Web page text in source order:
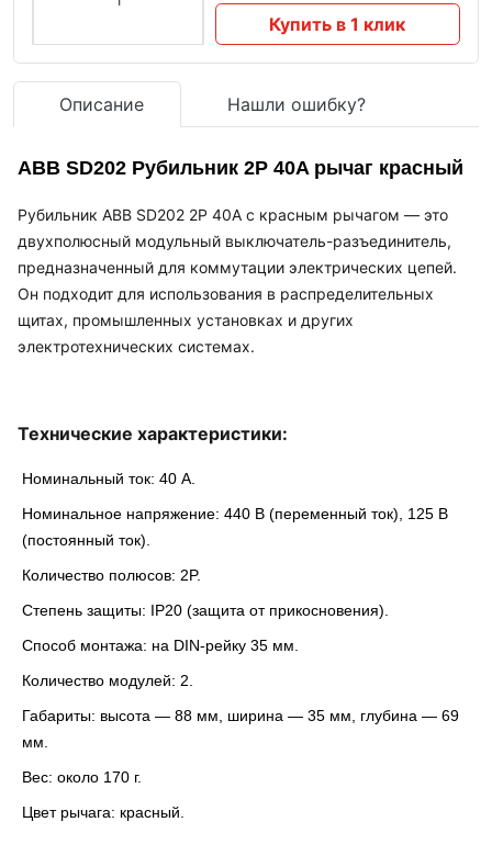
Купить в 1 клик
Описание Нашли ошибку?
ABB SD202 Рубильник 2P 40A рычаг красный
Рубильник ABB SD202 2P 40A с красным рычагом — это
двухполюсный модульный выключатель-разъединитель,
предназначенный для коммутации электрических цепей.
Он подходит для использования в распределительных
щитах, промышленных установках и других
электротехнических системах.
Технические характеристики:
Номинальный ток: 40 А.
Номинальное напряжение: 440 В (переменный ток), 125 В
(постоянный ток).
Количество полюсов: 2P.
Степень защиты: IP20 (защита от прикосновения).
Способ монтажа: на DIN-рейку 35 мм.
Количество модулей: 2.
Габариты: высота — 88 мм, ширина — 35 мм, глубина — 69
мм.
Вес: около 170 г.
Цвет рычага: красный.